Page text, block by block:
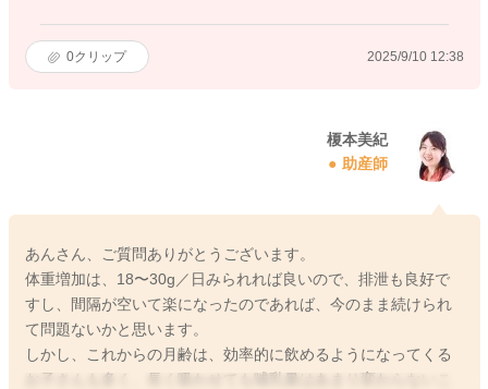
0クリップ 2025/9/10 12:38
榎本美紀
助産師
あんさん、ご質問ありがとうございます。
体重増加は、18〜30g／日みられれば良いので、排泄も良好で
すし、間隔が空いて楽になったのであれば、今のまま続けられ
て問題ないかと思います。
しかし、これからの月齢は、効率的に飲めるようになってくる
お子さんも多く、長く吸わせても哺乳量はあまり変わらないこ